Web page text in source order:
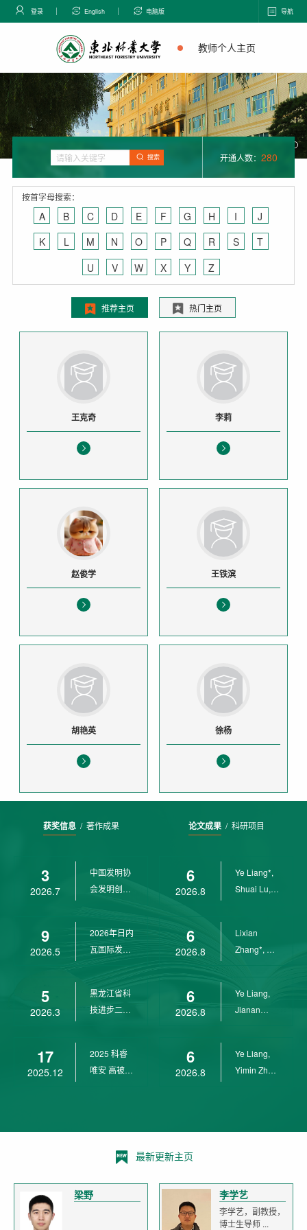
登录 English 电脑版 导航
教师个人主页
搜索 开通人数： 280
按首字母搜索：
A B C D E F G H I
J
K
L M N O P Q R S
T
U
V W X Y Z
推荐主页 热门主页
王克奇 李莉
赵俊学 王铁滨
胡艳英 徐杨
获奖信息/ 著作成果
3
2026.7
中国发明协
会发明创业
9
2026.5
2026年日内
瓦国际发明
5
2026.3
黑龙江省科
技进步二等
17
2025.12
2025 科睿
唯安 高被引
论文成果/ 科研项目
6
2026.8
Ye Liang*,
Shuai Lu,
6
2026.8
Lixian
Zhang*, Ye
6
2026.8
Ye Liang,
Jianan
6
2026.8
Ye Liang,
Yimin Zhu,
最新更新主页
梁野 李学艺
李学艺，副教授，
博士生导师 ...